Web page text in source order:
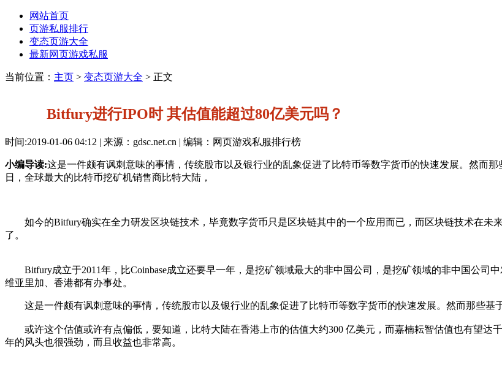
网站首页
页游私服排行
变态页游大全
最新网页游戏私服
当前位置： 主页 > 变态页游大全 > 正文
Bitfury进行IPO时 其估值能超过80亿美元吗？
时间:2019-01-06 04:12 | 来源：gdsc.net.cn | 编辑：网页游戏私服排行榜
小编导读:这是一件颇有讽刺意味的事情，传统股市以及银行业的乱象促进了比特币等数字货币的快速发展。然而
日，全球最大的比特币挖矿机销售商比特大陆，
如今的Bitfury确实在全力研发区块链技术，毕竟数字货币只是区块链其中的一个应用而已，而区块链技术在未
了。
Bitfury成立于2011年，比Coinbase成立还要早一年，是挖矿领域最大的非中国公司，是挖矿领域的非中国公司
维亚里加、香港都有办事处。
这是一件颇有讽刺意味的事情，传统股市以及银行业的乱象促进了比特币等数字货币的快速发展。然而那些基
或许这个估值或许有点偏低，要知道，比特大陆在香港上市的估值大约300 亿美元，而嘉楠耘智估值也有望达
年的风头也很强劲，而且收益也非常高。